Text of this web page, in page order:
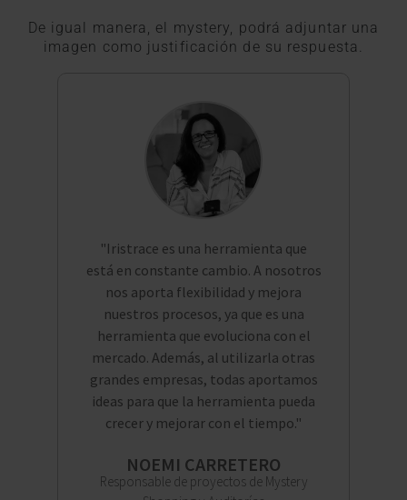
De igual manera, el mystery, podrá adjuntar una
imagen como justificación de su respuesta.
"Iristrace es una herramienta que
está en constante cambio. A nosotros
nos aporta flexibilidad y mejora
nuestros procesos, ya que es una
herramienta que evoluciona con el
mercado. Además, al utilizarla otras
grandes empresas, todas aportamos
ideas para que la herramienta pueda
crecer y mejorar con el tiempo."
NOEMI CARRETERO
Responsable de proyectos de Mystery